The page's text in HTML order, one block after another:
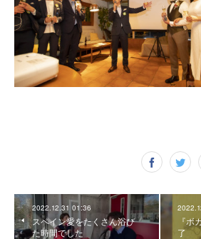
2022.12.31 01:36
スペイン愛をたくさん浴び
た時間でした
『ボ
了